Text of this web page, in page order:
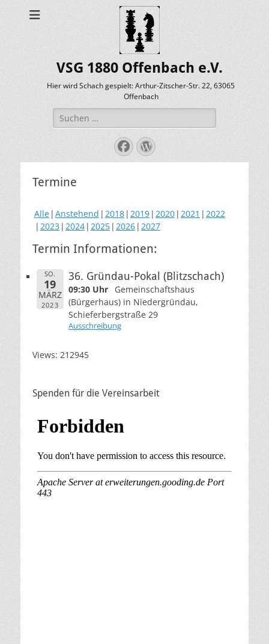
VSG 1880 Offenbach e.V.
Hier wird Schach gespielt: Arthur-Zitscher-Str. 22, 63065
Offenbach
Suche
nach:
Facebook
WordPress
Termine
Alle Anstehend 2018 2019 2020 2021
2022
2023 2024 2025 2026 2027
Termin Informationen:
SO.
19
MÄRZ
2023
36. Gründau-Pokal (Blitzschach)
09:30 Uhr
Gemeinschaftshaus
(Bürgerhaus) in Niedergründau,
Schieferbergstraße 29
Ausschreibung
Views: 212945
Spenden für die Vereinsarbeit